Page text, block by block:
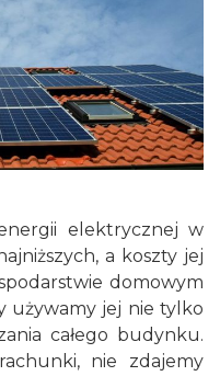
elektrycznej w
a koszty jej
domowym
używamy jej nie tylko
całego budynku.
nie zdajemy